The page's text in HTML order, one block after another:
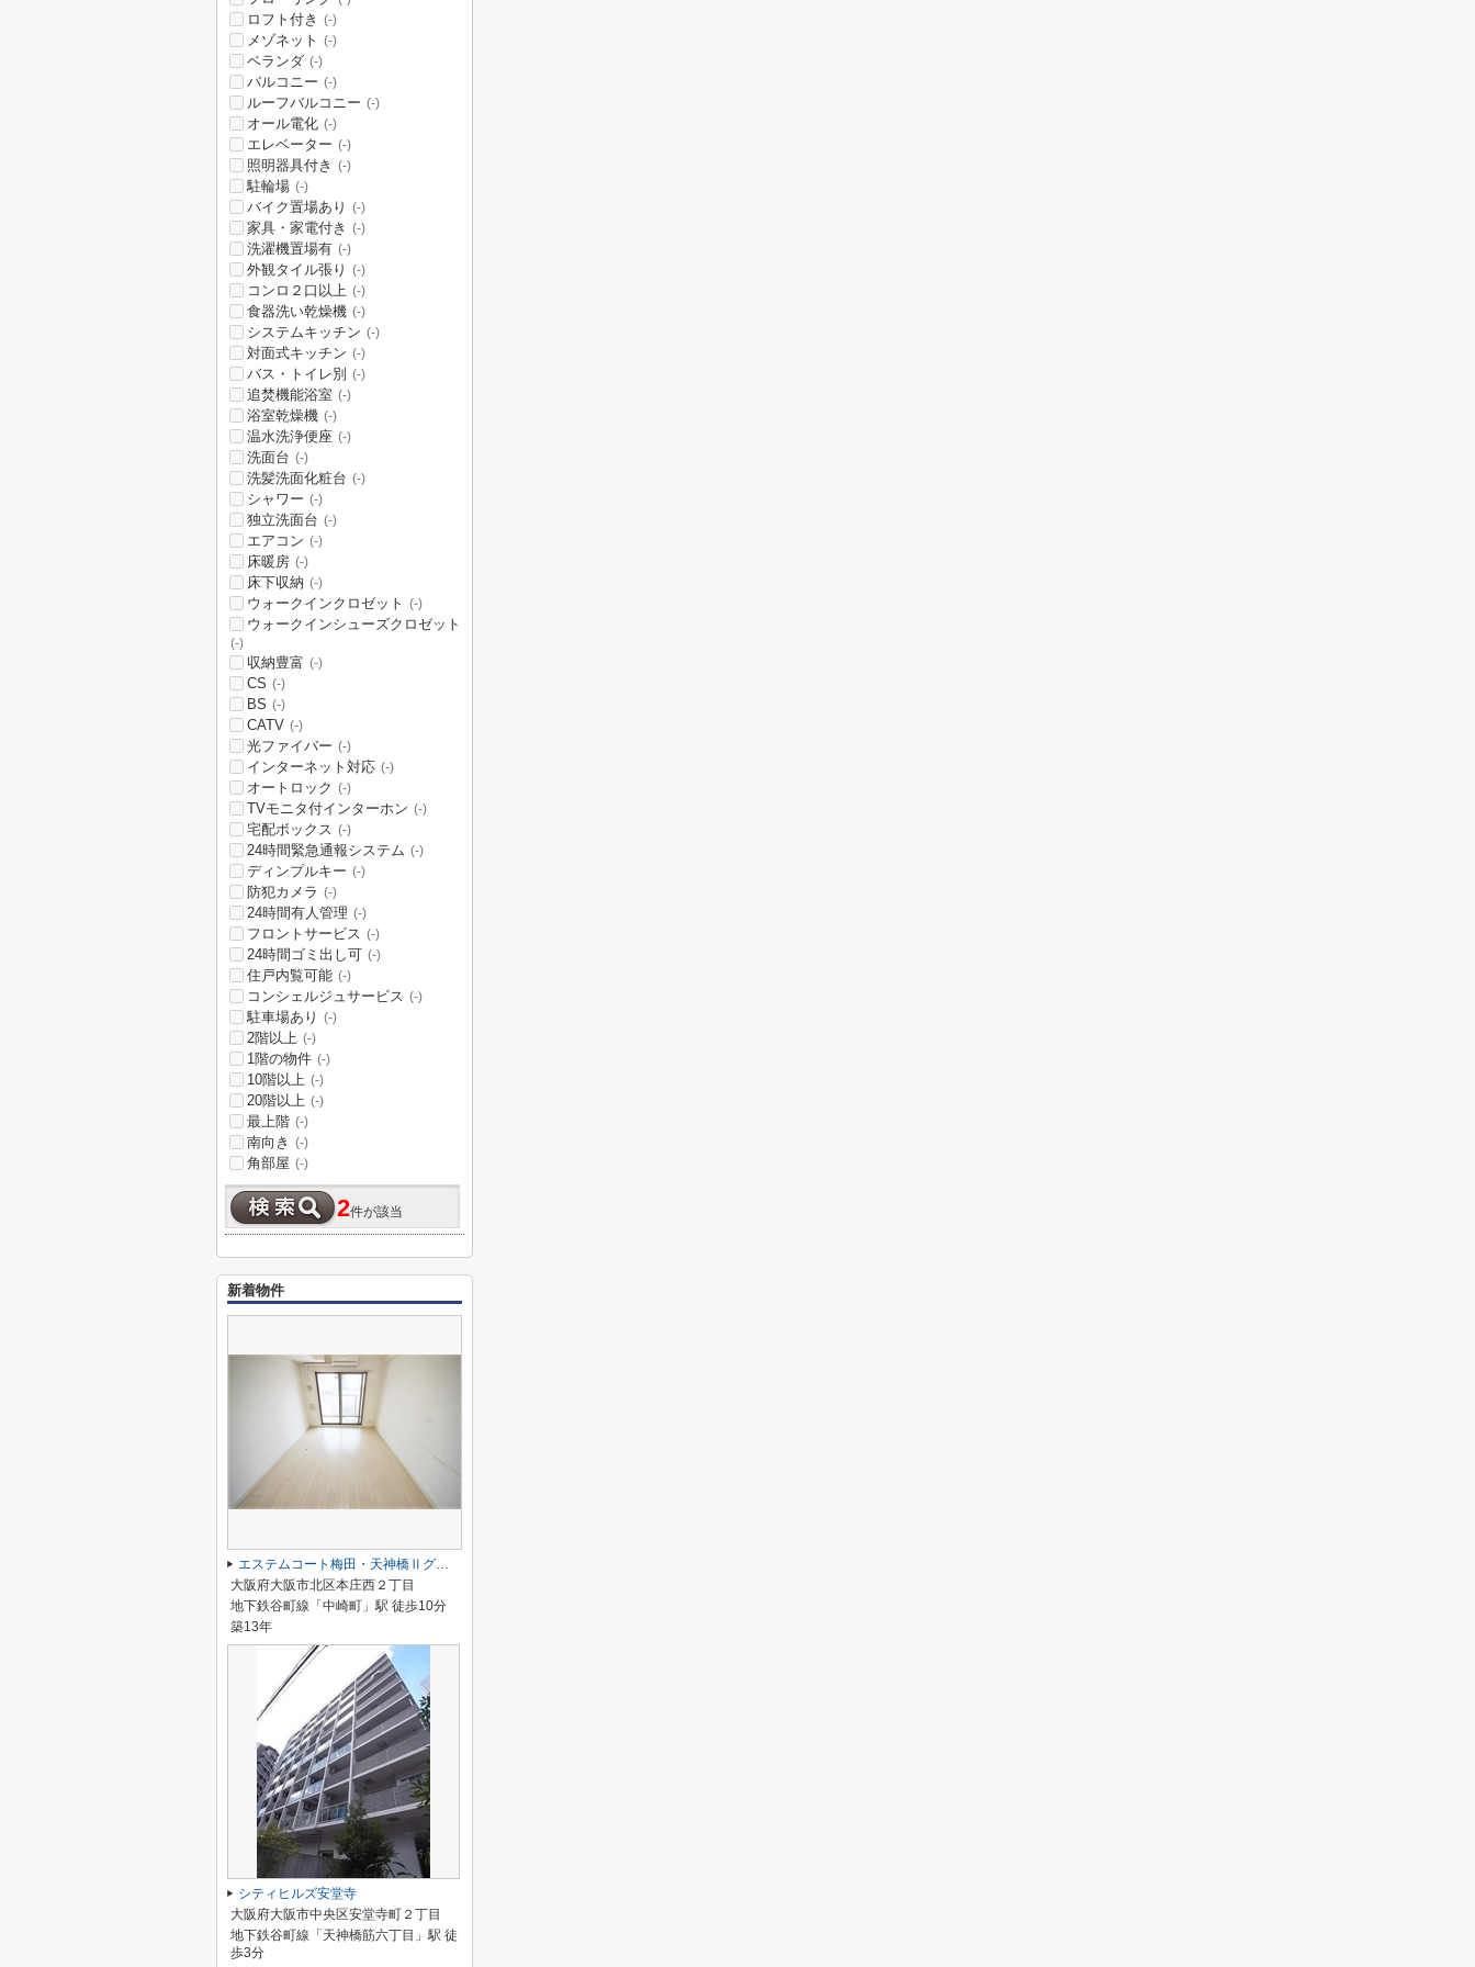
ロフト付き (-)
メゾネット (-)
ベランダ (-)
バルコニー (-)
ルーフバルコニー (-)
オール電化 (-)
エレベーター (-)
照明器具付き (-)
駐輪場 (-)
バイク置場あり (-)
家具・家電付き (-)
洗濯機置場有 (-)
外観タイル張り (-)
コンロ２口以上 (-)
食器洗い乾燥機 (-)
システムキッチン (-)
対面式キッチン (-)
バス・トイレ別 (-)
追焚機能浴室 (-)
浴室乾燥機 (-)
温水洗浄便座 (-)
洗面台 (-)
洗髪洗面化粧台 (-)
シャワー (-)
独立洗面台 (-)
エアコン (-)
床暖房 (-)
床下収納 (-)
ウォークインクロゼット (-)
ウォークインシューズクロゼット
(-)
収納豊富 (-)
CS (-)
BS (-)
CATV (-)
光ファイバー (-)
インターネット対応 (-)
オートロック (-)
TVモニタ付インターホン (-)
宅配ボックス (-)
24時間緊急通報システム (-)
ディンプルキー (-)
防犯カメラ (-)
24時間有人管理 (-)
フロントサービス (-)
24時間ゴミ出し可 (-)
住戸内覧可能 (-)
コンシェルジュサービス (-)
駐車場あり (-)
2階以上 (-)
1階の物件 (-)
10階以上 (-)
20階以上 (-)
最上階 (-)
南向き (-)
角部屋 (-)
2件が該当
新着物件
エステムコート梅田・天神橋Ⅱグラシオ
大阪府大阪市北区本庄西２丁目
地下鉄谷町線「中崎町」駅 徒歩10分
築13年
シティヒルズ安堂寺
大阪府大阪市中央区安堂寺町２丁目
地下鉄谷町線「天神橋筋六丁目」駅 徒
歩3分